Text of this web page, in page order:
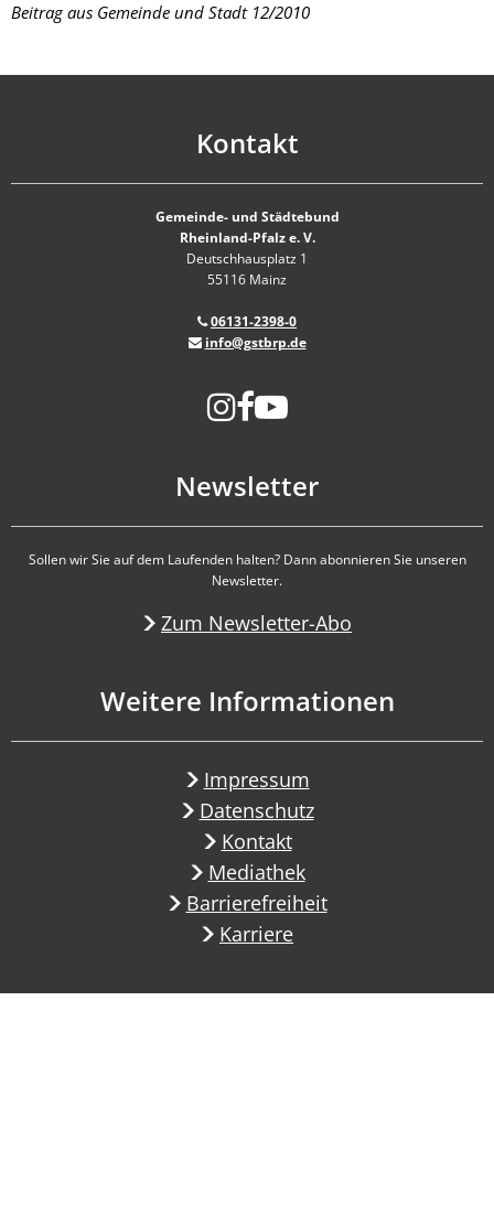
Beitrag aus Gemeinde und Stadt 12/2010
Kontakt
Gemeinde- und Städtebund
Rheinland-Pfalz e. V.
Deutschhausplatz 1
55116 Mainz
06131-2398-0
info@gstbrp.de
Newsletter
Sollen wir Sie auf dem Laufenden halten? Dann abonnieren Sie unseren
Newsletter.
Zum Newsletter-Abo
Weitere Informationen
Impressum
Datenschutz
Kontakt
Mediathek
Barrierefreiheit
Karriere